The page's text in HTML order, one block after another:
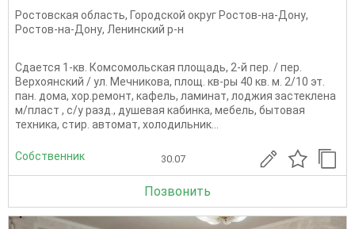
Ростовская область, Городской округ Ростов-на-Дону,
Ростов-на-Дону, Ленинский р-н
Сдается 1-кв. Комсомольская площадь, 2-й пер. / пер.
Верхоянский / ул. Мечникова, площ. кв-ры 40 кв. м. 2/10 эт.
пан. дома, хор.ремонт, кафель, ламинат, лоджия застеклена
м/пласт , с/у разд., душевая кабинка, мебель, бытовая
техника, стир. автомат, холодильник...
Собственник 30.07
Позвонить